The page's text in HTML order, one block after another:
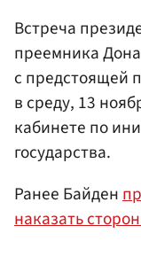
Встреча
преемника
с предстоящей
в среду, 13
кабинете по
государства.
Ранее Байден
наказать